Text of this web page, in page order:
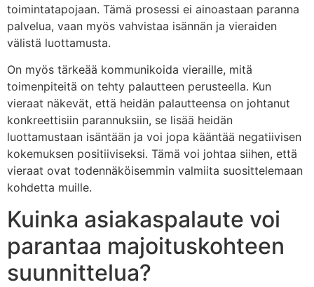
toimintatapojaan. Tämä prosessi ei ainoastaan paranna
palvelua, vaan myös vahvistaa isännän ja vieraiden
välistä luottamusta.
On myös tärkeää kommunikoida vieraille, mitä
toimenpiteitä on tehty palautteen perusteella. Kun
vieraat näkevät, että heidän palautteensa on johtanut
konkreettisiin parannuksiin, se lisää heidän
luottamustaan isäntään ja voi jopa kääntää negatiivisen
kokemuksen positiiviseksi. Tämä voi johtaa siihen, että
vieraat ovat todennäköisemmin valmiita suosittelemaan
kohdetta muille.
Kuinka asiakaspalaute voi
parantaa majoituskohteen
suunnittelua?